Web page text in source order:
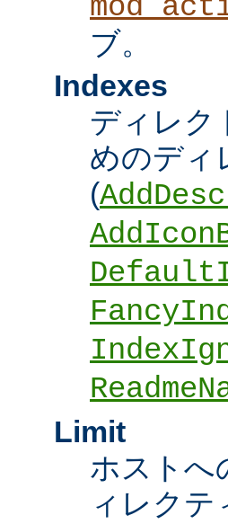
ブ。
Indexes
ディレク
めのディ
(
Limit
ホストへ
ィレクテ